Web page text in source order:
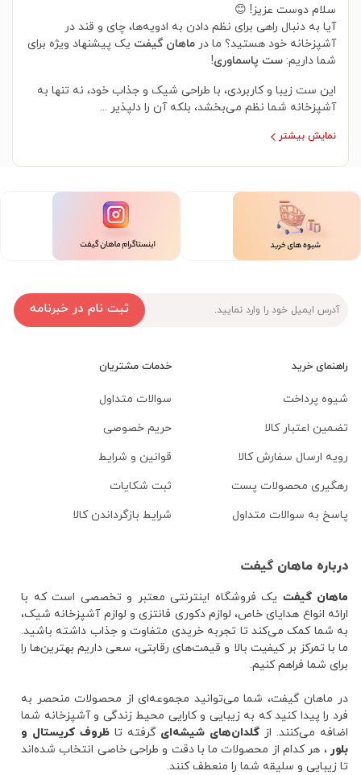
سلام دوست عزیز! 😊
آیا به دنبال راهی برای نظم دادن به ادویه‌ها، چای و قند در
آشپزخانه خود هستید؟ ما در ماهان گیفت یک پیشنهاد ویژه برای
شما داریم: ست پاسماوری!
این ست زیبا و کاربردی، با طراحی شیک و جذاب خود، نه تنها به
آشپزخانه شما نظم می‌بخشد، بلکه آن را دلپذیر ...
نمایش بیشتر
ثبت نام در خبرنامه
راهنمای خرید
شیوه پرداخت
تضمین اعتبار کالا
رویه ارسال سفارش کالا
رهگیری محصولات پست
پاسخ به سوالات متداول
خدمات مشتریان
سوالات متداول
حریم خصوصی
قوانین و شرایط
ثبت شکایات
شرایط بازگرداندن کالا
درباره ماهان گیفت
ماهان گیفت یک فروشگاه اینترنتی معتبر و تخصصی است که با
ارائه انواع هدایای خاص، لوازم دکوری فانتزی و لوازم آشپزخانه شیک،
به شما کمک می‌کند تا تجربه خریدی متفاوت و جذاب داشته باشید.
ما با تمرکز بر کیفیت بالا و قیمت‌های رقابتی، سعی داریم بهترین‌ها را
برای شما فراهم کنیم.
در ماهان گیفت، شما می‌توانید مجموعه‌ای از محصولات منحصر به
فرد را پیدا کنید که به زیبایی و کارایی محیط زندگی و آشپزخانه شما
اضافه می‌کنند. از گلدان‌های شیشه‌ایگرفته تاظروف کریستال و
بلور، هر کدام از محصولات ما با دقت و طراحی خاصی انتخاب شده‌اند
تا زیبایی و سلیقه شما را منعطف کنند.